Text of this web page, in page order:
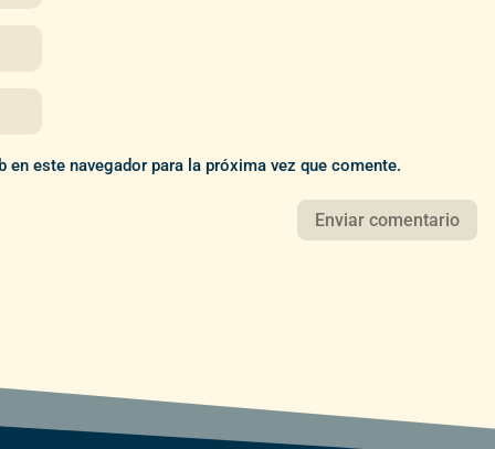
este navegador para la próxima vez que comente.